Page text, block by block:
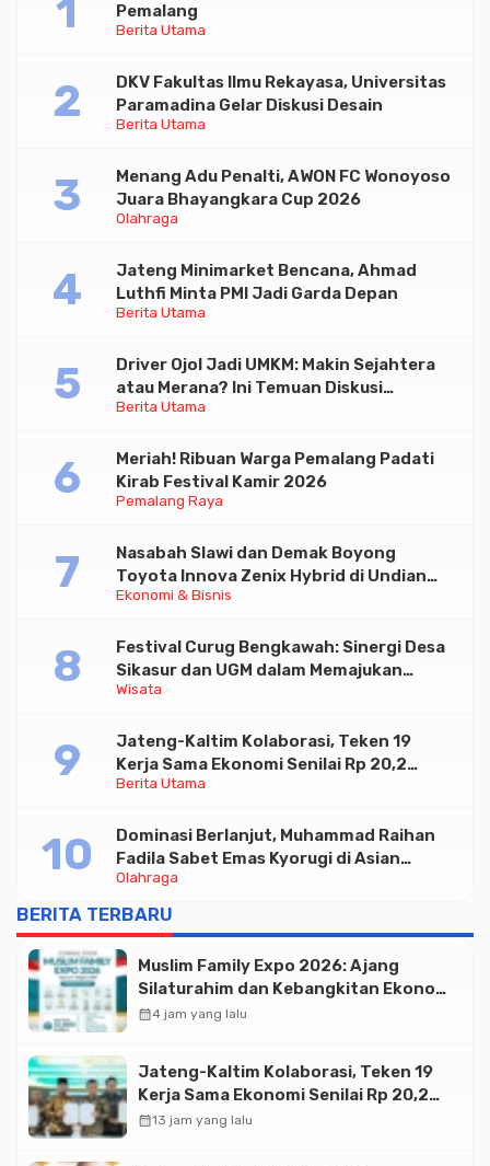
Berita Utama
Pemalang
Berita Utama
DKV Fakultas Ilmu Rekayasa, Universitas
Paramadina Gelar Diskusi Desain
Olahraga
Menang Adu Penalti, AWON FC Wonoyoso
Juara Bhayangkara Cup 2026
Berita Utama
Jateng Minimarket Bencana, Ahmad
Luthfi Minta PMI Jadi Garda Depan
Berita Utama
Driver Ojol Jadi UMKM: Makin Sejahtera
atau Merana? Ini Temuan Diskusi
Paramadina
Pemalang Raya
Meriah! Ribuan Warga Pemalang Padati
Kirab Festival Kamir 2026
Ekonomi & Bisnis
Nasabah Slawi dan Demak Boyong
Toyota Innova Zenix Hybrid di Undian
Tabungan Bima Bank Jateng
Wisata
Festival Curug Bengkawah: Sinergi Desa
Sikasur dan UGM dalam Memajukan
Wisata serta UMKM Lokal
Berita Utama
Jateng-Kaltim Kolaborasi, Teken 19
Kerja Sama Ekonomi Senilai Rp 20,2
Triliun
Olahraga
Dominasi Berlanjut, Muhammad Raihan
Fadila Sabet Emas Kyorugi di Asian
Taekwondo Indonesia Open 2026
BERITA TERBARU
Muslim Family Expo 2026: Ajang
Silaturahim dan Kebangkitan Ekonomi
Halal di Jakarta
calendar_month4 jam yang lalu
Jateng-Kaltim Kolaborasi, Teken 19
Kerja Sama Ekonomi Senilai Rp 20,2
Triliun
calendar_month13 jam yang lalu